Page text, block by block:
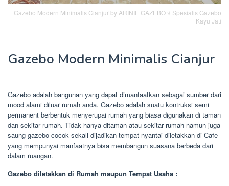
Gazebo Modern Minimalis Cianjur by ARINIE GAZEBO √ Spesialis Gazebo
Kayu Jati
Gazebo Modern Minimalis Cianjur
Gazebo adalah bangunan yang dapat dimanfaatkan sebagai sumber dari
mood alami diluar rumah anda. Gazebo adalah suatu kontruksi semi
permanent berbentuk menyerupai rumah yang biasa digunakan di taman
dan sekitar rumah. Tidak hanya ditaman atau sekitar rumah namun juga
saung gazebo cocok sekali dijadikan tempat nyantai diletakkan di Cafe
yang mempunyai manfaatnya bisa membangun suasana berbeda dari
dalam ruangan.
Gazebo diletakkan di Rumah maupun Tempat Usaha :